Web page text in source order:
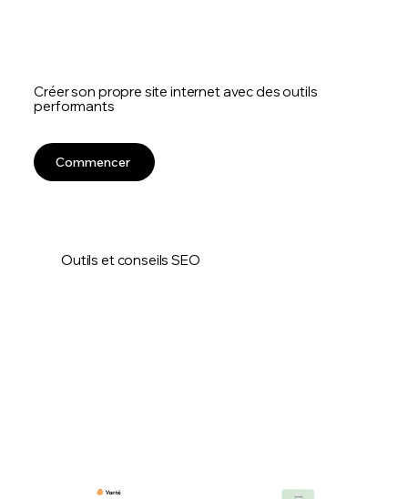
Créer son propre site internet avec des outils
performants
Commencer
Outils et conseils SEO